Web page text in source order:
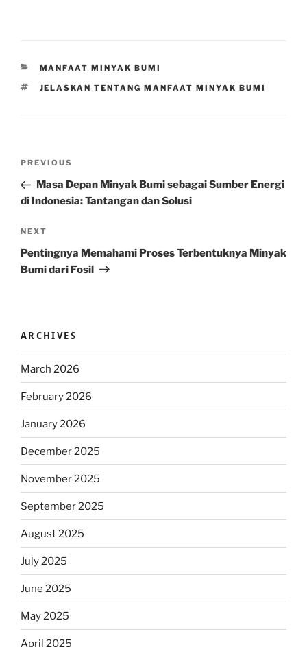
CATEGORIES
MANFAAT MINYAK BUMI
TAGS
JELASKAN TENTANG MANFAAT MINYAK BUMI
Previous
Post
PREVIOUS
Masa Depan Minyak Bumi sebagai Sumber Energi
di Indonesia: Tantangan dan Solusi
Next
Post
NEXT
Pentingnya Memahami Proses Terbentuknya Minyak
Bumi dari Fosil
ARCHIVES
March 2026
February 2026
January 2026
December 2025
November 2025
September 2025
August 2025
July 2025
June 2025
May 2025
April 2025